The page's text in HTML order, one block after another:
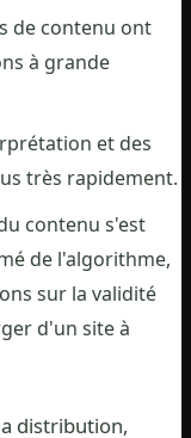
de contenu ont
à grande
et des
très rapidement.
contenu s'est
de l'algorithme,
sur la validité
d'un site à
distribution,